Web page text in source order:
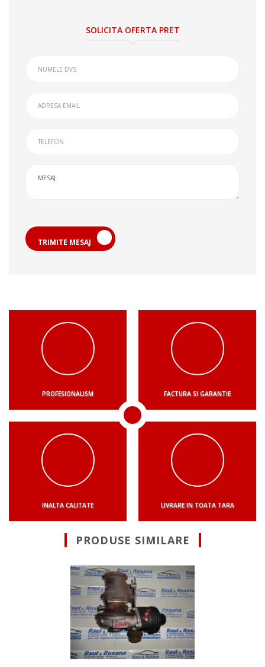
SOLICITA OFERTA PRET
TRIMITE MESAJ
PROFESIONALISM FACTURA SI GARANTIE
INALTA CALITATE LIVRARE IN TOATA TARA
PRODUSE SIMILARE
Suna pentru
turbosuflanta
170cdi